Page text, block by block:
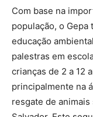
Com base na
população, o
educação
palestras em
crianças de 2 a 12
principalmente na
resgate de